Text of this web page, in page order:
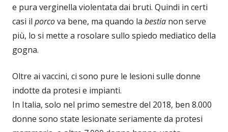
e pura verginella violentata dai bruti. Quindi in certi
casi il porcova bene, ma quando la bestia non serve
più, lo si mette a rosolare sullo spiedo mediatico della
gogna.
Oltre ai vaccini, ci sono pure le lesioni sulle donne
indotte da protesi e impianti.
In Italia, solo nel primo semestre del 2018, ben 8.000
donne sono state lesionate seriamente da protesi